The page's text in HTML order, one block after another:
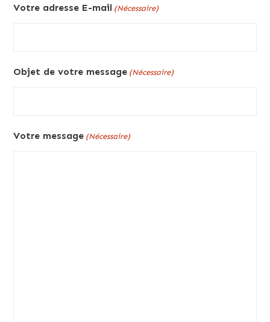
Votre adresse E-mail (Nécessaire)
Objet de votre message (Nécessaire)
Votre message (Nécessaire)